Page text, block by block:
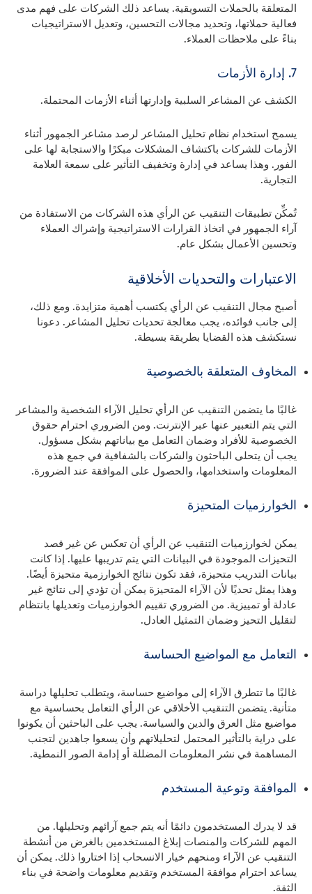
المتعلقة بالحملات التسويقية. يساعد ذلك الشركات على فهم مدى
فعالية حملاتها، وتحديد مجالات التحسين، وتعديل الاستراتيجيات
بناءً على ملاحظات العملاء.
7. إدارة الأزمات
الكشف عن المشاعر السلبية وإدارتها أثناء الأزمات المحتملة.
يسمح استخدام نظام تحليل المشاعر لرصد مشاعر الجمهور أثناء
الأزمات للشركات باكتشاف المشكلات مبكرًا والاستجابة لها على
الفور. وهذا يساعد في إدارة وتخفيف التأثير على سمعة العلامة
التجارية.
تُمكِّن تطبيقات التنقيب عن الرأي هذه الشركات من الاستفادة من
آراء الجمهور في اتخاذ القرارات الاستراتيجية وإشراك العملاء
وتحسين الأعمال بشكل عام.
الاعتبارات والتحديات الأخلاقية
أصبح مجال التنقيب عن الرأي يكتسب أهمية متزايدة. ومع ذلك،
إلى جانب فوائده، يجب معالجة تحديات تحليل المشاعر. دعونا
نستكشف هذه القضايا بطريقة بسيطة.
المخاوف المتعلقة بالخصوصية
غالبًا ما يتضمن التنقيب عن الرأي تحليل الآراء الشخصية والمشاعر
التي يتم التعبير عنها عبر الإنترنت. ومن الضروري احترام حقوق
الخصوصية للأفراد وضمان التعامل مع بياناتهم بشكل مسؤول.
يجب أن يتحلى الباحثون والشركات بالشفافية في جمع هذه
المعلومات واستخدامها، والحصول على الموافقة عند الضرورة.
الخوارزميات المتحيزة
يمكن لخوارزميات التنقيب عن الرأي أن تعكس عن غير قصد
التحيزات الموجودة في البيانات التي يتم تدريبها عليها. إذا كانت
بيانات التدريب متحيزة، فقد تكون نتائج الخوارزمية متحيزة أيضًا.
وهذا يمثل تحديًا لأن الآراء المتحيزة يمكن أن تؤدي إلى نتائج غير
عادلة أو تمييزية. من الضروري تقييم الخوارزميات وتعديلها بانتظام
لتقليل التحيز وضمان التمثيل العادل.
التعامل مع المواضيع الحساسة
غالبًا ما تتطرق الآراء إلى مواضيع حساسة، ويتطلب تحليلها دراسة
متأنية. يتضمن التنقيب الأخلاقي عن الرأي التعامل بحساسية مع
مواضيع مثل العرق والدين والسياسة. يجب على الباحثين أن يكونوا
على دراية بالتأثير المحتمل لتحليلاتهم وأن يسعوا جاهدين لتجنب
المساهمة في نشر المعلومات المضللة أو إدامة الصور النمطية.
الموافقة وتوعية المستخدم
قد لا يدرك المستخدمون دائمًا أنه يتم جمع آرائهم وتحليلها. من
المهم للشركات والمنصات إبلاغ المستخدمين بالغرض من أنشطة
التنقيب عن الآراء ومنحهم خيار الانسحاب إذا اختاروا ذلك. يمكن أن
يساعد احترام موافقة المستخدم وتقديم معلومات واضحة في بناء
الثقة.